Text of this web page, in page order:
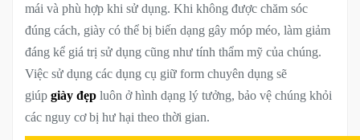
mái và phù hợp khi sử dụng. Khi không được chăm sóc
đúng cách, giày có thể bị biến dạng gây móp méo, làm giảm
đáng kể giá trị sử dụng cũng như tính thẩm mỹ của chúng.
Việc sử dụng các dụng cụ giữ form chuyên dụng sẽ
giúp giày đẹp luôn ở hình dạng lý tưởng, bảo vệ chúng khỏi
các nguy cơ bị hư hại theo thời gian.